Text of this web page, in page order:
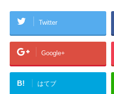
Twitter
Google+
B! はてブ